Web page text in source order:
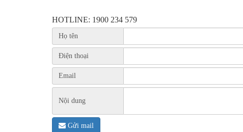
HOTLINE: 1900 234 579
Họ tên
Điện thoại
Email
Nội dung
Gửi mail